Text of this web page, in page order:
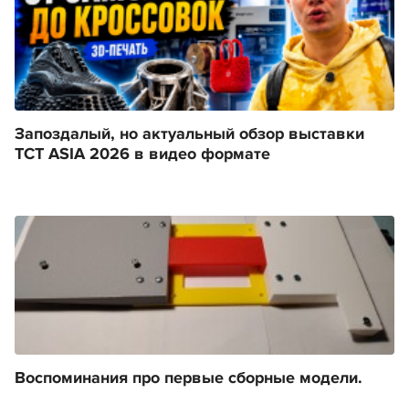
Запоздалый, но актуальный обзор выставки
TCT ASIA 2026 в видео формате
Воспоминания про первые сборные модели.